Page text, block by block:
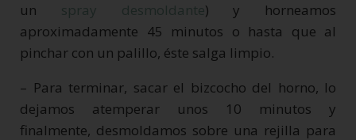
un spray desmoldante) y horneamos
aproximadamente 45 minutos o hasta que al
pinchar con un palillo, éste salga limpio.
– Para terminar, sacar el bizcocho del horno, lo
dejamos atemperar unos 10 minutos y
finalmente, desmoldamos sobre una rejilla para